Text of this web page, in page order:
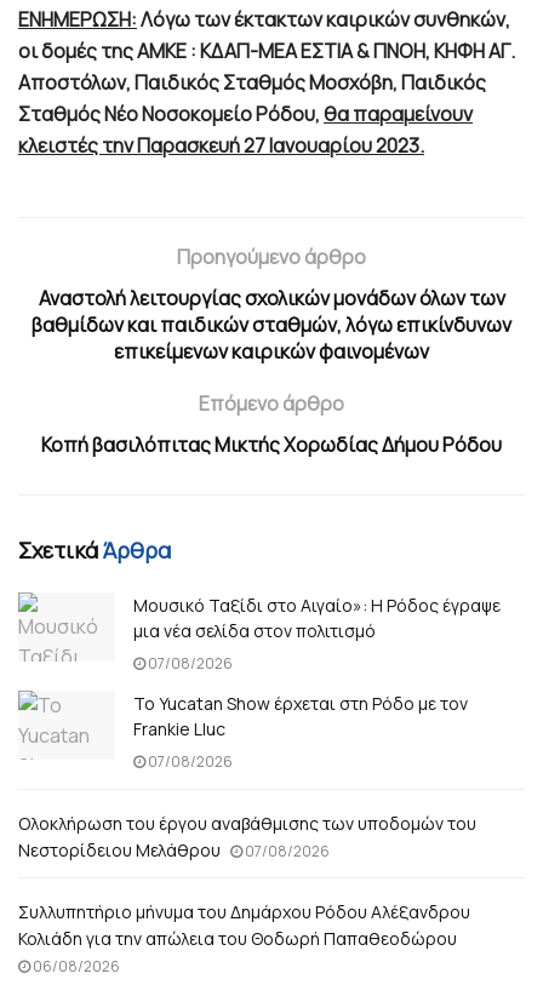
ΕΝΗΜΕΡΩΣΗ:Λόγω των έκτακτων καιρικών συνθηκών,
οι δομές της ΑΜΚΕ : ΚΔΑΠ-ΜΕΑ ΕΣΤΙΑ & ΠΝΟΗ, ΚΗΦΗ ΑΓ.
Αποστόλων, Παιδικός Σταθμός Μοσχόβη, Παιδικός
Σταθμός Νέο Νοσοκομείο Ρόδου,θα παραμείνουν
κλειστές την Παρασκευή 27 Ιανουαρίου 2023.
Προηγούμενο άρθρο
Αναστολή λειτουργίας σχολικών μονάδων όλων των
βαθμίδων και παιδικών σταθμών, λόγω επικίνδυνων
επικείμενων καιρικών φαινομένων
Επόμενο άρθρο
Κοπή βασιλόπιτας Μικτής Χορωδίας Δήμου Ρόδου
ΣχετικάΆρθρα
Μουσικό Ταξίδι στο Αιγαίο»: Η Ρόδος έγραψε
μια νέα σελίδα στον πολιτισμό
07/08/2026
Το Yucatan Show έρχεται στη Ρόδο με τον
Frankie Lluc
07/08/2026
Ολοκλήρωση του έργου αναβάθμισης των υποδομών του
Νεστορίδειου Μελάθρου
07/08/2026
Συλλυπητήριο μήνυμα του Δημάρχου Ρόδου Αλέξανδρου
Κολιάδη για την απώλεια του Θοδωρή Παπαθεοδώρου
06/08/2026